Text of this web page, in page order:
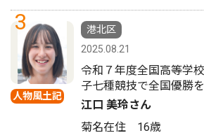
3
人物風土記
港北区
2025.08.21
令和７年度全国高等学
子七種競技で全国優勝
江口 美玲さん
菊名在住 16歳